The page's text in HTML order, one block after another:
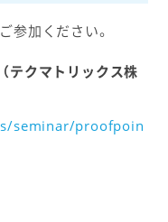
参加ください。
テクマトリックス株
seminar/proofpoin